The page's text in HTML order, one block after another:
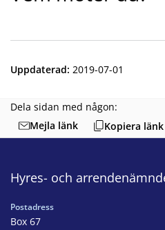
Uppdaterad: 2019-07-01
Dela sidan med någon:
Mejla länk
Kopiera länk
Hyres- och
Postadress
Box 67